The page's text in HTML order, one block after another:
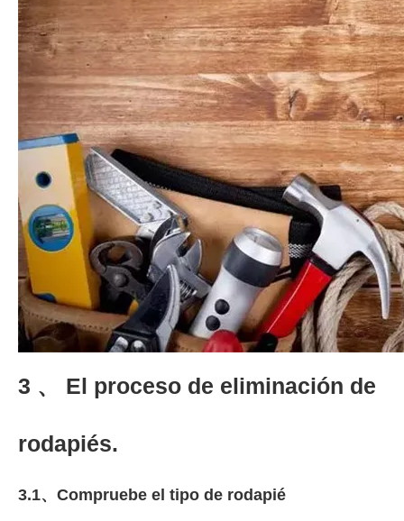
3 、 El proceso de eliminación de
rodapiés.
3.1、Compruebe el tipo de rodapié